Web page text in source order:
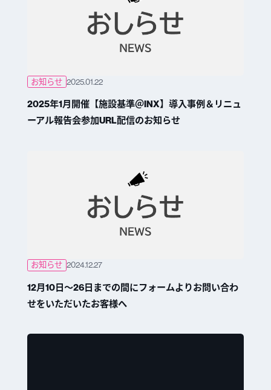
お知らせ 2025.01.22
2025年1月開催【施設基準＠INX】導入事例＆リニュ
ーアル報告会参加URL配信のお知らせ
お知らせ 2024.12.27
12月10日～26日までの間にフォームよりお問い合わ
せをいただいたお客様へ